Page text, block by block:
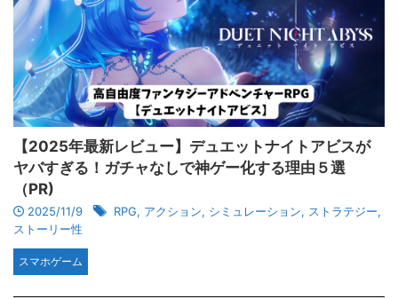
【2025年最新レビュー】デュエットナイトアビスが
ヤバすぎる！ガチャなしで神ゲー化する理由５選
（PR)
2025/11/9 RPG, アクション, シミュレーション, ストラテジー,
ストーリー性
スマホゲーム